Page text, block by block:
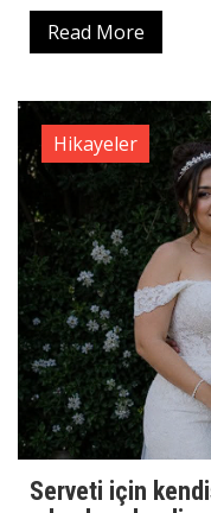
Read More
Hikayeler
Serveti için